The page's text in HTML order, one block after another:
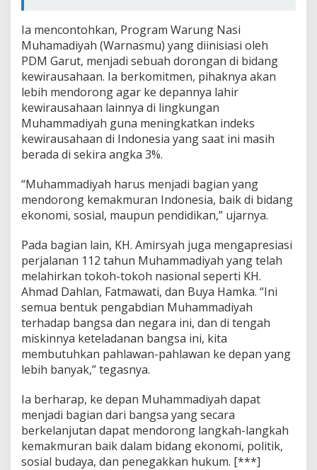
Ia mencontohkan, Program Warung Nasi
Muhamadiyah (Warnasmu) yang diinisiasi oleh
PDM Garut, menjadi sebuah dorongan di bidang
kewirausahaan. Ia berkomitmen, pihaknya akan
lebih mendorong agar ke depannya lahir
kewirausahaan lainnya di lingkungan
Muhammadiyah guna meningkatkan indeks
kewirausahaan di Indonesia yang saat ini masih
berada di sekira angka 3%.
“Muhammadiyah harus menjadi bagian yang
mendorong kemakmuran Indonesia, baik di bidang
ekonomi, sosial, maupun pendidikan,” ujarnya.
Pada bagian lain, KH. Amirsyah juga mengapresiasi
perjalanan 112 tahun Muhammadiyah yang telah
melahirkan tokoh-tokoh nasional seperti KH.
Ahmad Dahlan, Fatmawati, dan Buya Hamka. “Ini
semua bentuk pengabdian Muhammadiyah
terhadap bangsa dan negara ini, dan di tengah
miskinnya keteladanan bangsa ini, kita
membutuhkan pahlawan-pahlawan ke depan yang
lebih banyak,” tegasnya.
Ia berharap, ke depan Muhammadiyah dapat
menjadi bagian dari bangsa yang secara
berkelanjutan dapat mendorong langkah-langkah
kemakmuran baik dalam bidang ekonomi, politik,
sosial budaya, dan penegakkan hukum. [***]